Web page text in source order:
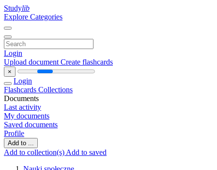
Studylib
Explore Categories
Login
Upload document Create flashcards
×
Login
Flashcards Collections
Documents
Last activity
My documents
Saved documents
Profile
Add to ...
Add to collection(s) Add to saved